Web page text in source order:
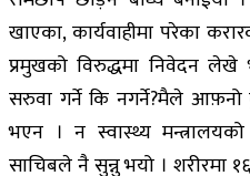
खाएका, कार्यवाहीमा परेका
प्रमुखको विरुद्धमा निवेदन
सरुवा गर्ने कि नगर्ने?मैले
भएन । न स्वास्थ्य मन्त्रालयको
साचिबले नै सुन्नु भयो । शरीरमा